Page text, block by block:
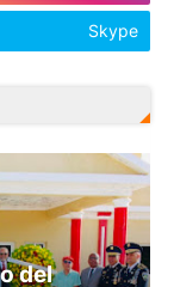
Skype
del